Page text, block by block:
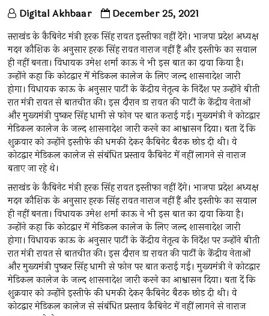
Digital Akhbaar December 25, 2021
त्तराखंड के कैबिनेट मंत्री हरक सिंह रावत इस्तीफा नहीं देंगे। भाजपा प्रदेश अध्यक्ष
मदन कौशिक के अनुसार हरक सिंह रावत नाराज नहीं हैं और इस्तीफे का सवाल
ही नहीं बनता। विधायक उमेश शर्मा काऊ ने भी इस बात का दावा किया है।
उन्होंने कहा कि कोटद्वार में मेडिकल कालेज के लिए जल्द शासनादेश जारी
होगा। विधायक काऊ के अनुसार पार्टी के केंद्रीय नेतृत्व के निर्देश पर उन्होंने बीती
रात मंत्री रावत से बातचीत की। इस दौरान डा रावत की पार्टी के केंद्रीय नेताओं
और मुख्यमंत्री पुष्कर सिंह धामी से फोन पर बात कराई गई। मुख्यमंत्री ने कोटद्वार
मेडिकल कालेज के जल्द शासनादेश जारी करने का आश्वासन दिया। बता दें कि
शुक्रवार को उन्होंने इस्तीफे की धमकी देकर कैबिनेट बैठक छोड़ दी थी। वे
कोटद्वार मेडिकल कालेज से संबंधित प्रस्ताव कैबिनेट में नहीं लागने से नाराज
बताए जा रहे थे।
त्तराखंड के कैबिनेट मंत्री हरक सिंह रावत इस्तीफा नहीं देंगे। भाजपा प्रदेश अध्यक्ष
मदन कौशिक के अनुसार हरक सिंह रावत नाराज नहीं हैं और इस्तीफे का सवाल
ही नहीं बनता। विधायक उमेश शर्मा काऊ ने भी इस बात का दावा किया है।
उन्होंने कहा कि कोटद्वार में मेडिकल कालेज के लिए जल्द शासनादेश जारी
होगा। विधायक काऊ के अनुसार पार्टी के केंद्रीय नेतृत्व के निर्देश पर उन्होंने बीती
रात मंत्री रावत से बातचीत की। इस दौरान डा रावत की पार्टी के केंद्रीय नेताओं
और मुख्यमंत्री पुष्कर सिंह धामी से फोन पर बात कराई गई। मुख्यमंत्री ने कोटद्वार
मेडिकल कालेज के जल्द शासनादेश जारी करने का आश्वासन दिया। बता दें कि
शुक्रवार को उन्होंने इस्तीफे की धमकी देकर कैबिनेट बैठक छोड़ दी थी। वे
कोटद्वार मेडिकल कालेज से संबंधित प्रस्ताव कैबिनेट में नहीं लागने से नाराज